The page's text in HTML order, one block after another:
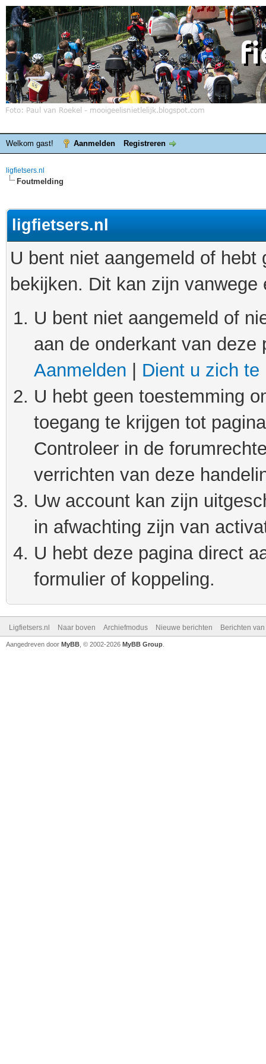
Welkom gast! Aanmelden Registreren
ligfietsers.nl
Foutmelding
ligfietsers.nl
U bent niet aangemeld of
bekijken. Dit kan zijn
U bent niet aangemeld of
aan de onderkant van
Aanmelden
Dient u zich te
U hebt geen toestemming
toegang te krijgen tot
Controleer in de
verrichten van deze
Uw account kan zijn
in afwachting zijn van
U hebt deze pagina direct
formulier of koppeling.
Ligfietsers.nl Naar boven Archiefmodus Nieuwe berichten Berichten
Aangedreven door MyBB , © 2002-2026 MyBB Group